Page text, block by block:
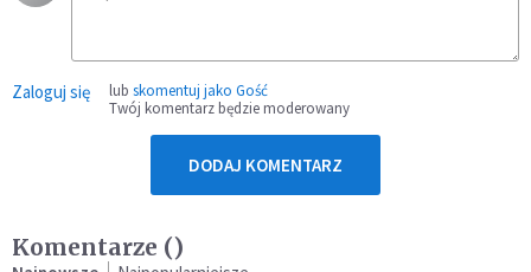
Zaloguj się lub skomentuj jako Gość
Twój komentarz będzie moderowany
DODAJ KOMENTARZ
Komentarze ()